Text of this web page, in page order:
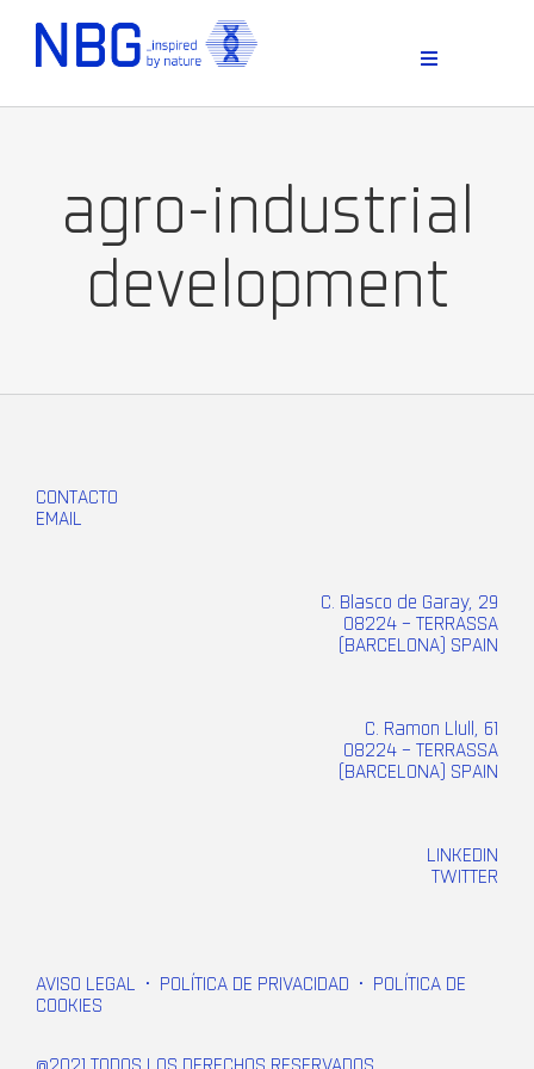
content
Toggle
agro-industrial
development
CONTACTO
EMAIL
C. Blasco de Garay, 29
08224 – TERRASSA
(BARCELONA) SPAIN
C. Ramon Llull, 61
08224 – TERRASSA
(BARCELONA) SPAIN
LINKEDIN
TWITTER
AVISO LEGAL • POLÍTICA DE PRIVACIDAD •
POLÍTICA DE
COOKIES